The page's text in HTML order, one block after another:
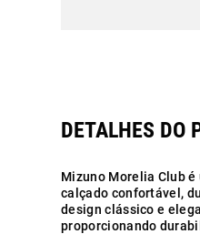
Mizuno Morelia Club
calçado confortável,
design clássico e
proporcionando